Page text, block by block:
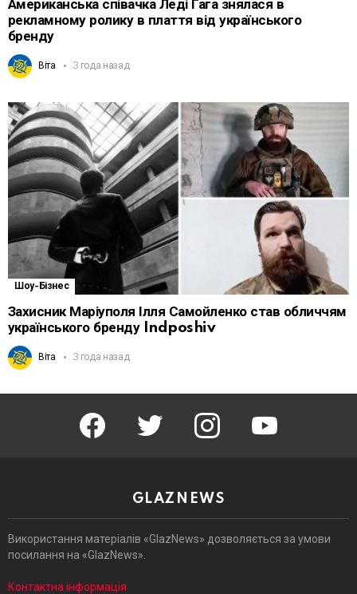
Американська співачка Леді Гага знялася в
рекламному ролику в плаття від українського
бренду
Віта 3 года назад
Шоу-Бізнес
Захисник Маріуполя Ілля Самойленко став обличчям
українського бренду Indposhiv
Віта 3 года назад
facebook twitter instagram youtube
GLAZNEWS
Використання матеріалів «GlazNews» дозволяється за умови
посилання на «GlazNews».
Контактна інформація